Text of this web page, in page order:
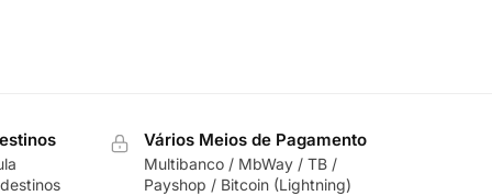
Vários Meios de Pagamento
Multibanco / MbWay / TB /
Payshop / Bitcoin (Lightning)